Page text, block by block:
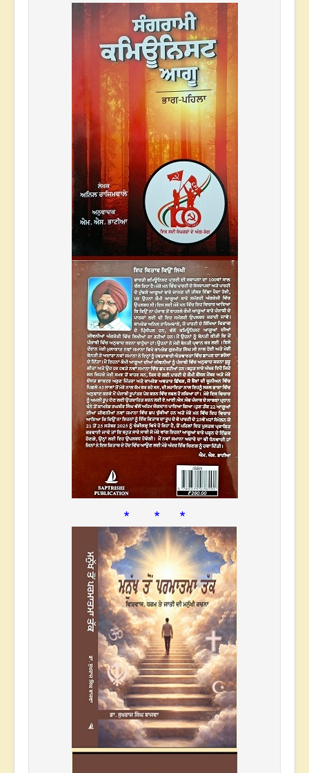
* * *